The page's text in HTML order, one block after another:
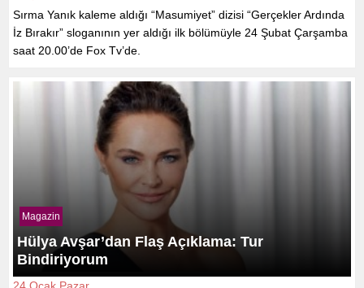
Sırma Yanık kaleme aldığı “Masumiyet” dizisi “Gerçekler Ardında
İz Bırakır” sloganının yer aldığı ilk bölümüyle 24 Şubat Çarşamba
saat 20.00’de Fox Tv’de.
Magazin
Hülya Avşar’dan Flaş Açıklama: Tur
Bindiriyorum
24 Ocak Pazar